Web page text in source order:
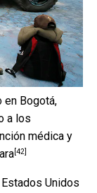
en Bogotá,
a los
médica y
[42]
Unidos